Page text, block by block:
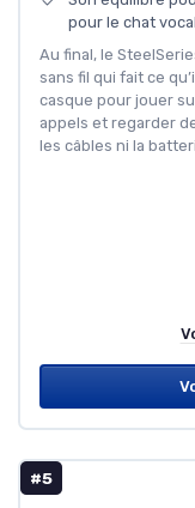
pour le chat vocal
Au final, le
sans fil qui fait ce
casque pour jouer
appels et regarder
les câbles ni la
#5